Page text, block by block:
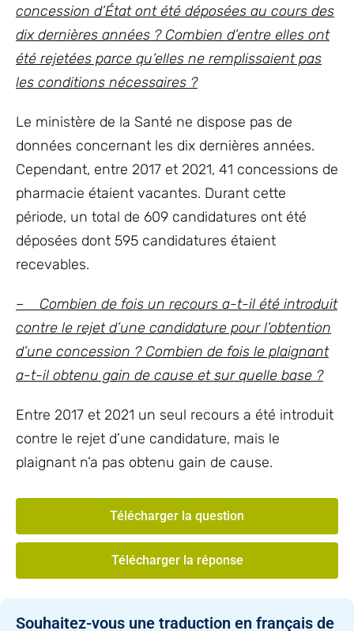
concession d’État ont été déposées au cours des
dix dernières années ? Combien d’entre elles ont
été rejetées parce qu’elles ne remplissaient pas
les conditions nécessaires ?
Le ministère de la Santé ne dispose pas de
données concernant les dix dernières années.
Cependant, entre 2017 et 2021, 41 concessions de
pharmacie étaient vacantes. Durant cette
période, un total de 609 candidatures ont été
déposées dont 595 candidatures étaient
recevables.
– Combien de fois un recours a-t-il été introduit
contre le rejet d’une candidature pour l’obtention
d’une concession ? Combien de fois le plaignant
a-t-il obtenu gain de cause et sur quelle base ?
Entre 2017 et 2021 un seul recours a été introduit
contre le rejet d’une candidature, mais le
plaignant n’a pas obtenu gain de cause.
Télécharger la question
Télécharger la réponse
Souhaitez-vous une traduction en français de